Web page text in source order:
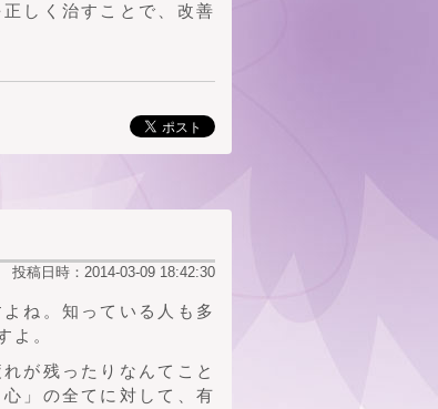
しく治すことで、改善
投稿日時：2014-03-09 18:42:30
ね。知っている人も多
よ。
が残ったりなんてこと
」の全てに対して、有